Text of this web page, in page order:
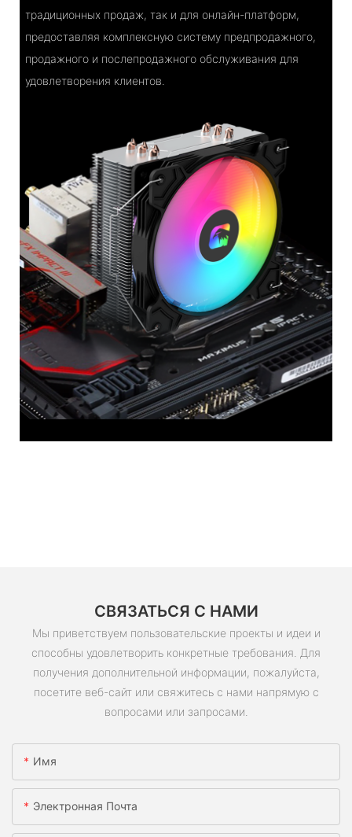
традиционных продаж, так и для онлайн-платформ,
предоставляя комплексную систему предпродажного,
продажного и послепродажного обслуживания для
удовлетворения клиентов.
СВЯЗАТЬСЯ С НАМИ
Мы приветствуем пользовательские проекты и идеи и
способны удовлетворить конкретные требования. Для
получения дополнительной информации, пожалуйста,
посетите веб-сайт или свяжитесь с нами напрямую с
вопросами или запросами.
Имя
Электронная Почта